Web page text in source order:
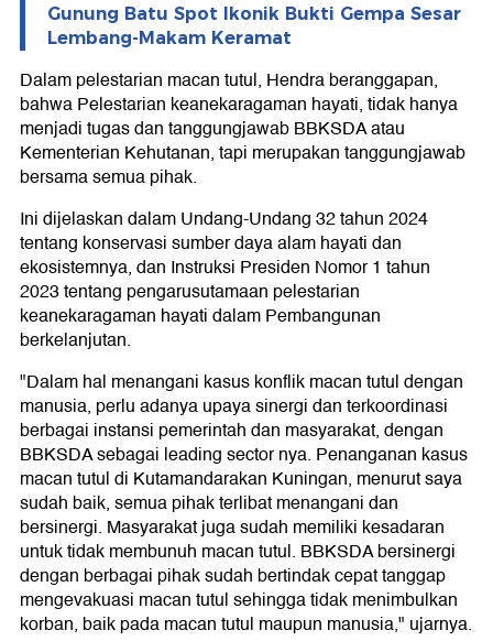
Gunung Batu Spot Ikonik Bukti Gempa Sesar
Lembang-Makam Keramat
Dalam pelestarian macan tutul, Hendra beranggapan,
bahwa Pelestarian keanekaragaman hayati, tidak hanya
menjadi tugas dan tanggungjawab BBKSDA atau
Kementerian Kehutanan, tapi merupakan tanggungjawab
bersama semua pihak.
Ini dijelaskan dalam Undang-Undang 32 tahun 2024
tentang konservasi sumber daya alam hayati dan
ekosistemnya, dan Instruksi Presiden Nomor 1 tahun
2023 tentang pengarusutamaan pelestarian
keanekaragaman hayati dalam Pembangunan
berkelanjutan.
"Dalam hal menangani kasus konflik macan tutul dengan
manusia, perlu adanya upaya sinergi dan terkoordinasi
berbagai instansi pemerintah dan masyarakat, dengan
BBKSDA sebagai leading sector nya. Penanganan kasus
macan tutul di Kutamandarakan Kuningan, menurut saya
sudah baik, semua pihak terlibat menangani dan
bersinergi. Masyarakat juga sudah memiliki kesadaran
untuk tidak membunuh macan tutul. BBKSDA bersinergi
dengan berbagai pihak sudah bertindak cepat tanggap
mengevakuasi macan tutul sehingga tidak menimbulkan
korban, baik pada macan tutul maupun manusia," ujarnya.